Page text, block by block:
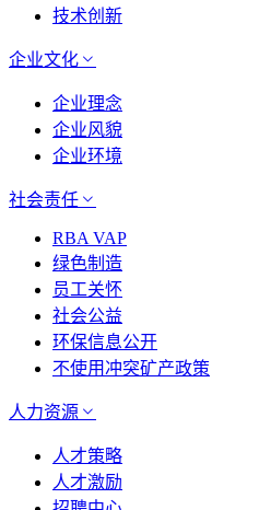
技术创新
企业文化
企业理念
企业风貌
企业环境
社会责任
RBA VAP
绿色制造
员工关怀
社会公益
环保信息公开
不使用冲突矿产政策
人力资源
人才策略
人才激励